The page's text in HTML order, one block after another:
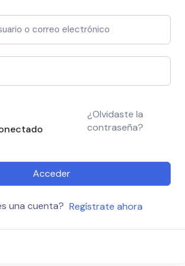
¿Olvidaste la
contraseña?
Acceder
una cuenta? Regístrate ahora